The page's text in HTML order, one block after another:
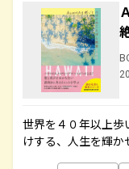
世界を４０年以上歩
けする、人生を輝